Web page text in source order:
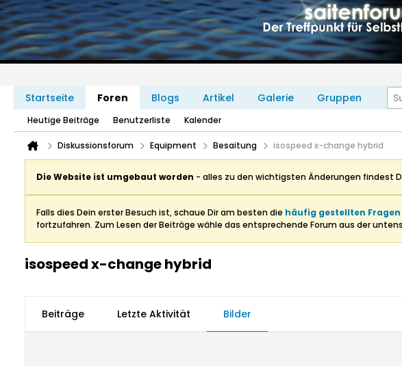
Startseite Foren Blogs Artikel Galerie Gruppen
Heutige Beiträge Benutzerliste Kalender
Diskussionsforum Equipment Besaitung isospeed x-change hybrid
Die Website ist umgebaut worden - alles zu den wichtigsten Änderungen findest
Falls dies Dein erster Besuch ist, schaue Dir am besten die häufig gestellten Fragen
fortzufahren. Zum Lesen der Beiträge wähle das entsprechende Forum aus der
isospeed x-change hybrid
Beiträge Letzte Aktivität Bilder